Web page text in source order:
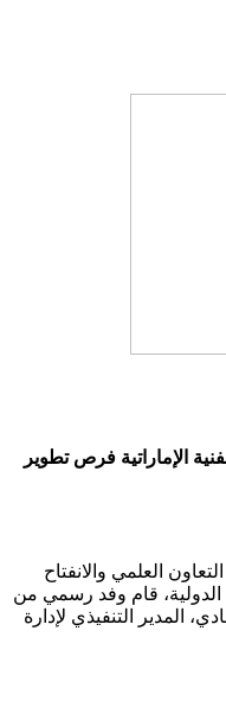
الإماراتية فرص تطوير
العلمي والانفتاح
الدولية، قام وفد رسمي من
المدير التنفيذي لإدارة